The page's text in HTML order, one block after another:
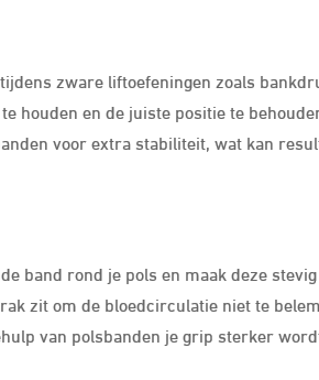
zware liftoefeningen zoals
houden en de juiste positie te
voor extra stabiliteit, wat kan
band rond je pols en maak deze
zit om de bloedcirculatie niet te
van polsbanden je grip sterker